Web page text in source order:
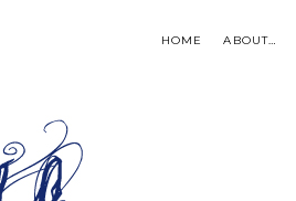
HOME ABOUT…